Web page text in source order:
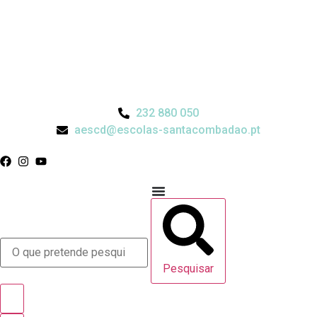
232 880 050
aescd@escolas-santacombadao.pt
Pesquisar